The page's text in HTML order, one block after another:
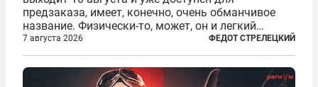
предзаказа, имеет, конечно, очень обманчивое
название. Физически-то, может, он и легкий
относительно. Но метафизически —
безотносительно тяжелый. Десять рассказов,
каждый из которых напрямую или косвенно (в
основном —...
7 августа 2026 ФЕДОТ СТРЕЛЕЦКИЙ